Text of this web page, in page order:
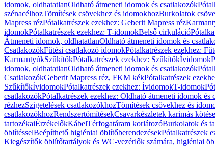
idomok, oldhatatlanOldható átmeneti idomok és csatlakozók
szénacélhozTömítések csövekhez és idomokhozBurkolatok
Mapress rézPótalkatrészek ezekhez: Geberit Mapress réz
idomokPótalkatrészek ezekhez: T-idomokBelső cirkuláció
Átmeneti idomok, oldhatatlanOldható átmeneti idomok és
CsatlakozókFűtési csatlakozó idomokPótalkatrészek ezekhez:
KarmantyúkSzűkítőkPótalkatrészek ezekhez: SzűkítőkÍvidomok
idomok, oldhatatlanOldható átmeneti idomok és csatlakozók
CsatlakozókGeberit Mapress réz, FKM kékPótalkatrészek
SzűkítőkÍvidomokPótalkatrészek ezekhez: ÍvidomokT-idomok
csatlakozókPótalkatrészek ezekhez: Oldható átmeneti idomok és
rézhezSzigetelések csatlakozókhozTömítések csövekhez és
csatlakozókhozRendszertömítésekCsavarkészletek karimás
tartozékaiÉrzékelőkKábelTérfogatáram korlátozóBurkolatok és
öblítésselBeépíthető higiéniai öblítőberendezésekPótalkatrészek
Kiegészítők öblítőtartályok és WC-vezérlők számára, higiéniai